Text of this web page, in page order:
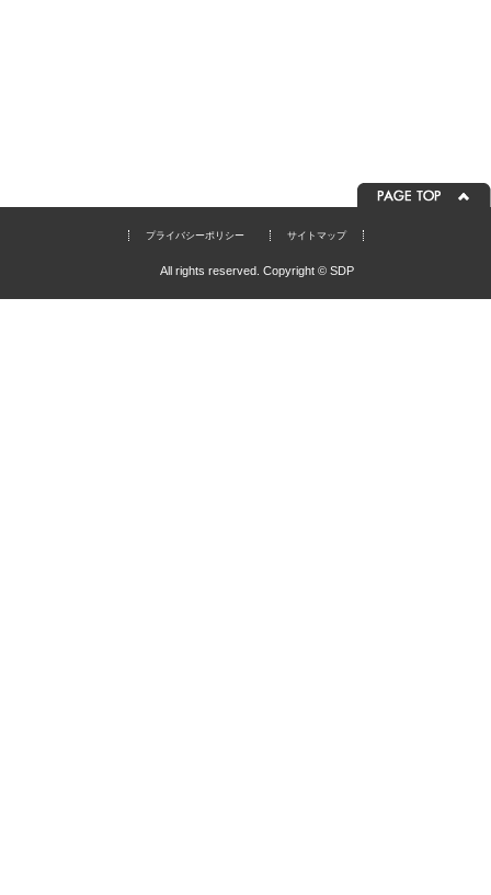
プライバシーポリシー サイトマップ
All rights reserved. Copyright © SDP